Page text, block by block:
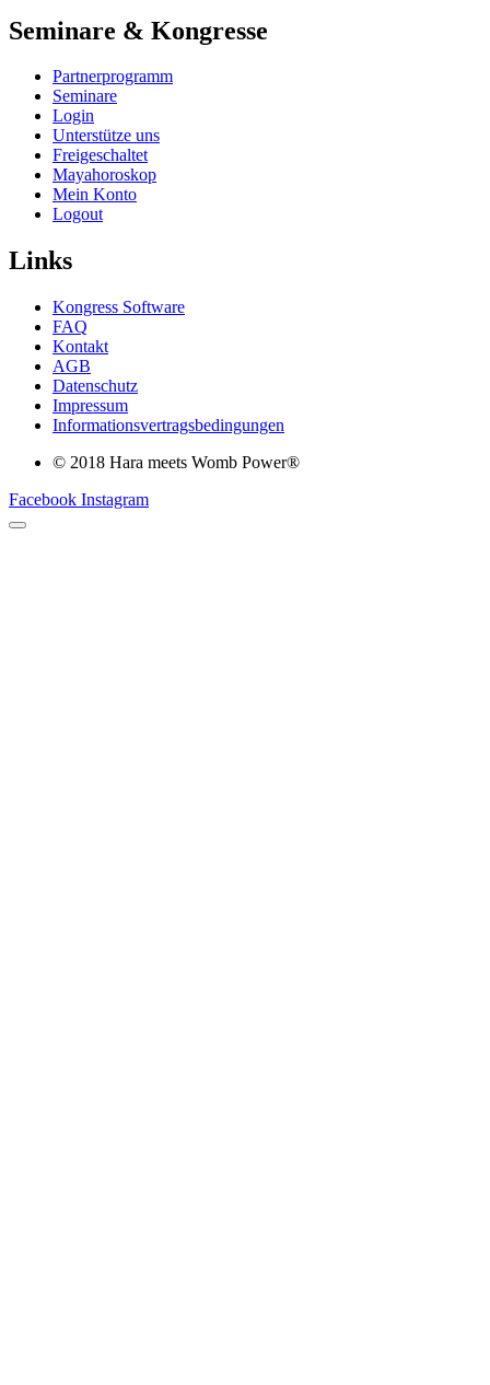
Seminare & Kongresse
Partnerprogramm
Seminare
Login
Unterstütze uns
Freigeschaltet
Mayahoroskop
Mein Konto
Logout
Links
Kongress Software
FAQ
Kontakt
AGB
Datenschutz
Impressum
Informationsvertragsbedingungen
© 2018 Hara meets Womb Power®
Facebook Instagram